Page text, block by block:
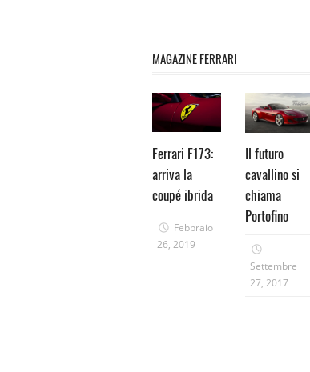
MAGAZINE FERRARI
Ferrari F173:
arriva la
coupé ibrida
Febbraio
26, 2019
Il futuro
cavallino si
chiama
Portofino
Settembre
27, 2017